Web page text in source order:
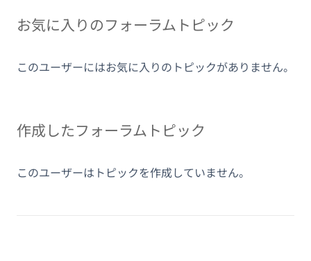
お気に入りのフォーラムトピック
このユーザーにはお気に入りのトピックがありません。
作成したフォーラムトピック
このユーザーはトピックを作成していません。